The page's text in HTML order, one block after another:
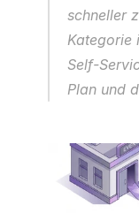
schneller
Kategorie
Self-
Plan und